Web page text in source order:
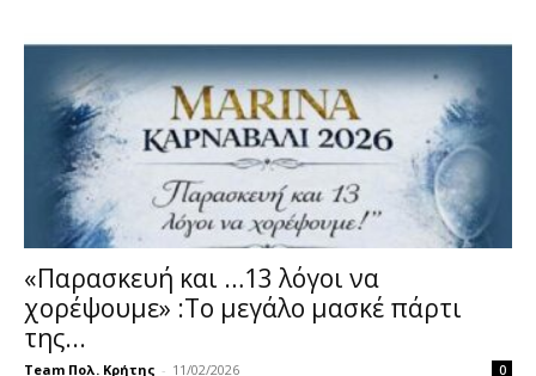
«Παρασκευή και …13 λόγοι να
χορέψουμε» :Το μεγάλο μασκέ πάρτι
της...
Team Πολ. Κρήτης - 11/02/2026 0